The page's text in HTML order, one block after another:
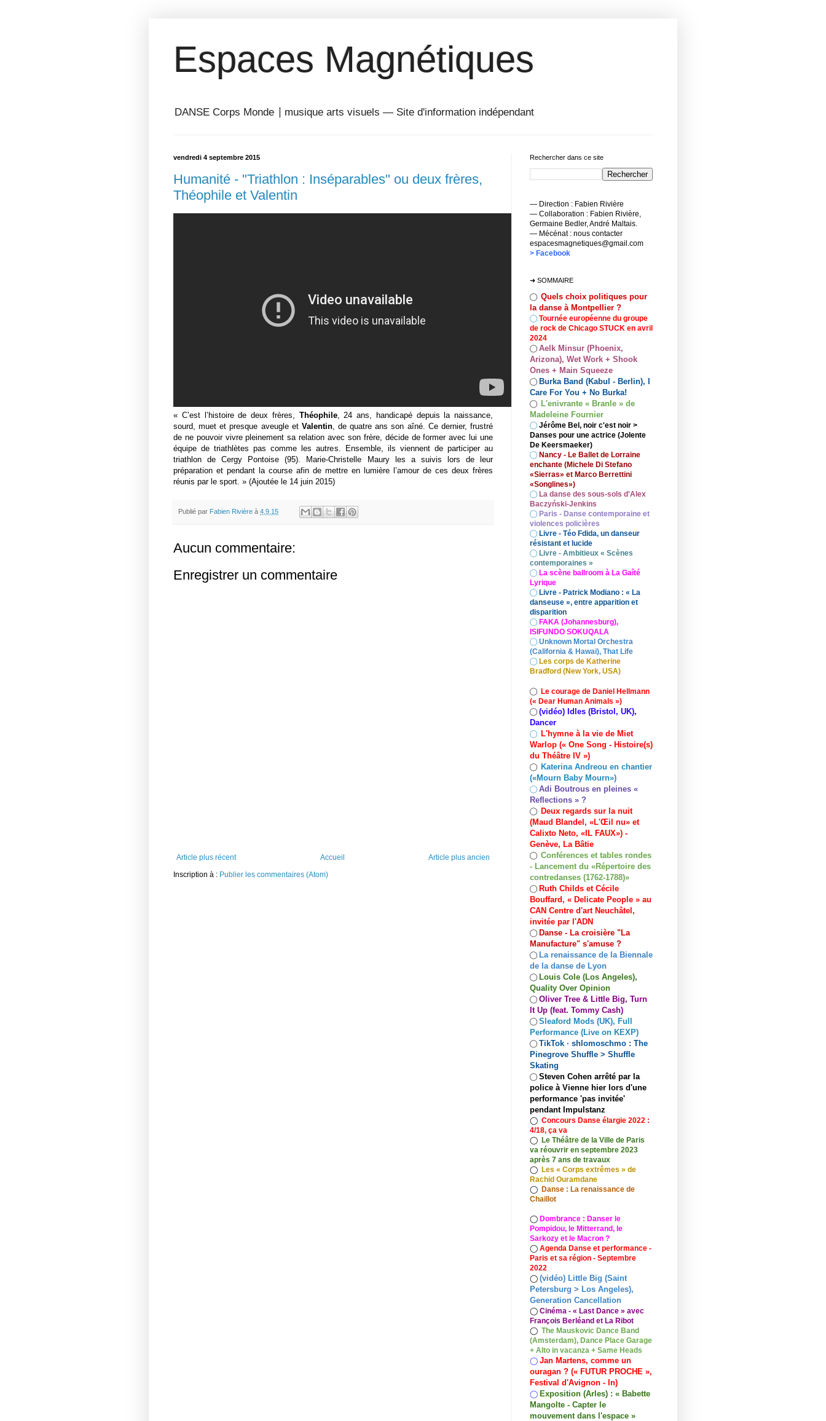
Espaces Magnétiques
DANSE Corps Monde ⎥ musique arts visuels — Site d'information indépendant
vendredi 4 septembre 2015
Humanité - "Triathlon : Inséparables" ou deux frères,
Théophile et Valentin
« C’est l’histoire de deux frères, Théophile, 24 ans, handicapé depuis la naissance,
sourd, muet et presque aveugle et Valentin, de quatre ans son aîné. Ce dernier, frustré
de ne pouvoir vivre pleinement sa relation avec son frère, décide de former avec lui une
équipe de triathlètes pas comme les autres. Ensemble, ils viennent de participer au
triathlon de Cergy Pontoise (95). Marie-Christelle Maury les a suivis lors de leur
préparation et pendant la course afin de mettre en lumière l’amour de ces deux frères
réunis par le sport. » (Ajoutée le 14 juin 2015)
Publié par Fabien Rivière à 4.9.15
Aucun commentaire:
Enregistrer un commentaire
Article plus récent Article plus ancien
Accueil
Inscription à : Publier les commentaires (Atom)
Rechercher dans ce site
— Direction : Fabien Rivière
— Collaboration : Fabien Rivière,
Germaine Bedler, André Maltais.
— Mécénat : nous contacter
espacesmagnetiques@gmail.com
> Facebook
➜ SOMMAIRE
◯ Quels choix politiques pour
la danse à Montpellier ?
◯ Tournée européenne du groupe
de rock de Chicago STUCK en avril
2024
◯ Aelk Minsur (Phoenix,
Arizona), Wet Work + Shook
Ones + Main Squeeze
◯ Burka Band (Kabul - Berlin), I
Care For You + No Burka!
◯ L'enivrante « Branle » de
Madeleine Fournier
◯ Jérôme Bel, noir c'est noir >
Danses pour une actrice (Jolente
De Keersmaeker)
◯ Nancy - Le Ballet de Lorraine
enchante (Michele Di Stefano
«Sierras» et Marco Berrettini
«Songlines»)
◯ La danse des sous-sols d'Alex
Baczyński-Jenkins
◯ Paris - Danse contemporaine et
violences policières
◯ Livre - Téo Fdida, un danseur
résistant et lucide
◯ Livre - Ambitieux « Scènes
contemporaines »
◯ La scène ballroom à La Gaîté
Lyrique
◯ Livre - Patrick Modiano : « La
danseuse », entre apparition et
disparition
◯ FAKA (Johannesburg),
ISIFUNDO SOKUQALA
◯ Unknown Mortal Orchestra
(California & Hawai), That Life
◯ Les corps de Katherine
Bradford (New York, USA)
◯ Le courage de Daniel Hellmann
(« Dear Human Animals »)
◯ (vidéo) Idles (Bristol, UK),
Dancer
◯ L'hymne à la vie de Miet
Warlop (« One Song - Histoire(s)
du Théâtre IV »)
◯ Katerina Andreou en chantier
(«Mourn Baby Mourn»)
◯ Adi Boutrous en pleines «
Reflections » ?
◯ Deux regards sur la nuit
(Maud Blandel, «L'Œil nu» et
Calixto Neto, «IL FAUX») -
Genève, La Bâtie
◯ Conférences et tables rondes
- Lancement du «Répertoire des
contredanses (1762-1788)»
◯ Ruth Childs et Cécile
Bouffard, « Delicate People » au
CAN Centre d'art Neuchâtel,
invitée par l'ADN
◯ Danse - La croisière "La
Manufacture" s'amuse ?
◯ La renaissance de la Biennale
de la danse de Lyon
◯ Louis Cole (Los Angeles),
Quality Over Opinion
◯ Oliver Tree & Little Big, Turn
It Up (feat. Tommy Cash)
◯ Sleaford Mods (UK), Full
Performance (Live on KEXP)
◯ TikTok · shlomoschmo : The
Pinegrove Shuffle > Shuffle
Skating
◯ Steven Cohen arrêté par la
police à Vienne hier lors d'une
performance 'pas invitée'
pendant Impulstanz
◯ Concours Danse élargie 2022 :
4/18, ça va
◯ Le Théâtre de la Ville de Paris
va réouvrir en septembre 2023
après 7 ans de travaux
◯ Les « Corps extrêmes » de
Rachid Ouramdane
◯ Danse : La renaissance de
Chaillot
◯ Dombrance : Danser le
Pompidou, le Mitterrand, le
Sarkozy et le Macron ?
◯ Agenda Danse et performance -
Paris et sa région - Septembre
2022
◯ (vidéo) Little Big (Saint
Petersburg > Los Angeles),
Generation Cancellation
◯ Cinéma - « Last Dance » avec
François Berléand et La Ribot
◯ The Mauskovic Dance Band
(Amsterdam), Dance Place Garage
+ Alto in vacanza + Same Heads
◯ Jan Martens, comme un
ouragan ? (« FUTUR PROCHE »,
Festival d'Avignon - In)
◯ Exposition (Arles) : « Babette
Mangolte - Capter le
mouvement dans l'espace »